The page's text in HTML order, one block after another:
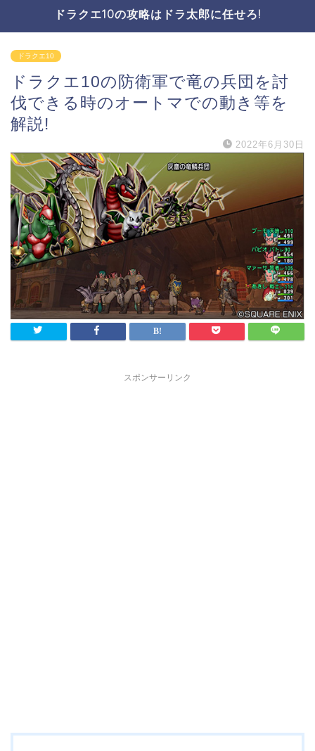
ドラクエ10の攻略はドラ太郎に任せろ!
ドラクエ10
ドラクエ10の防衛軍で竜の兵団を討
伐できる時のオートマでの動き等を
解説!
2022年6月30日
スポンサーリンク